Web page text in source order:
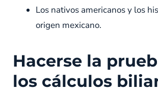
Los nativos americanos y los
origen mexicano.
Hacerse la
los cálculos